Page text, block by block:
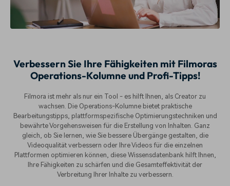
Verbessern Sie Ihre Fähigkeiten mit Filmoras
Operations-Kolumne und Profi-Tipps!
Filmora ist mehr als nur ein Tool - es hilft Ihnen, als Creator zu
wachsen. Die Operations-Kolumne bietet praktische
Bearbeitungstipps, plattformspezifische Optimierungstechniken und
bewährte Vorgehensweisen für die Erstellung von Inhalten. Ganz
gleich, ob Sie lernen, wie Sie bessere Übergänge gestalten, die
Videoqualität verbessern oder Ihre Videos für die einzelnen
Plattformen optimieren können, diese Wissensdatenbank hilft Ihnen,
Ihre Fähigkeiten zu schärfen und die Gesamteffektivität der
Verbreitung Ihrer Inhalte zu verbessern.